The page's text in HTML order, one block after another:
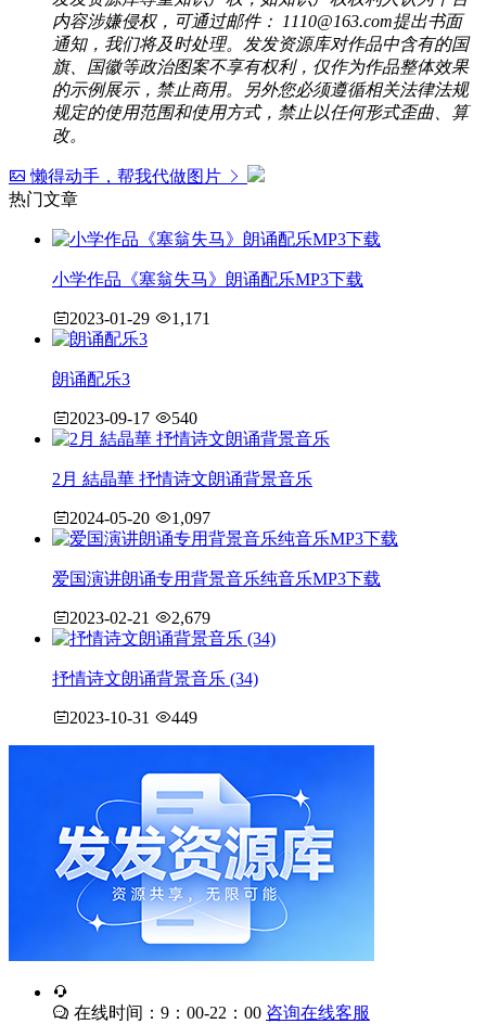
内容涉嫌侵权，可通过邮件： 1110@163.com提出书面
通知，我们将及时处理。发发资源库对作品中含有的国
旗、国徽等政治图案不享有权利，仅作为作品整体效果
的示例展示，禁止商用。另外您必须遵循相关法律法规
规定的使用范围和使用方式，禁止以任何形式歪曲、算
改。
懒得动手，帮我代做图片
热门文章
小学作品《塞翁失马》朗诵配乐MP3下载
2023-01-29 1,171
朗诵配乐3
2023-09-17 540
2月 結晶華 抒情诗文朗诵背景音乐
2024-05-20 1,097
爱国演讲朗诵专用背景音乐纯音乐MP3下载
2023-02-21 2,679
抒情诗文朗诵背景音乐 (34)
2023-10-31 449
在线时间：9：00-22：00 咨询在线客服